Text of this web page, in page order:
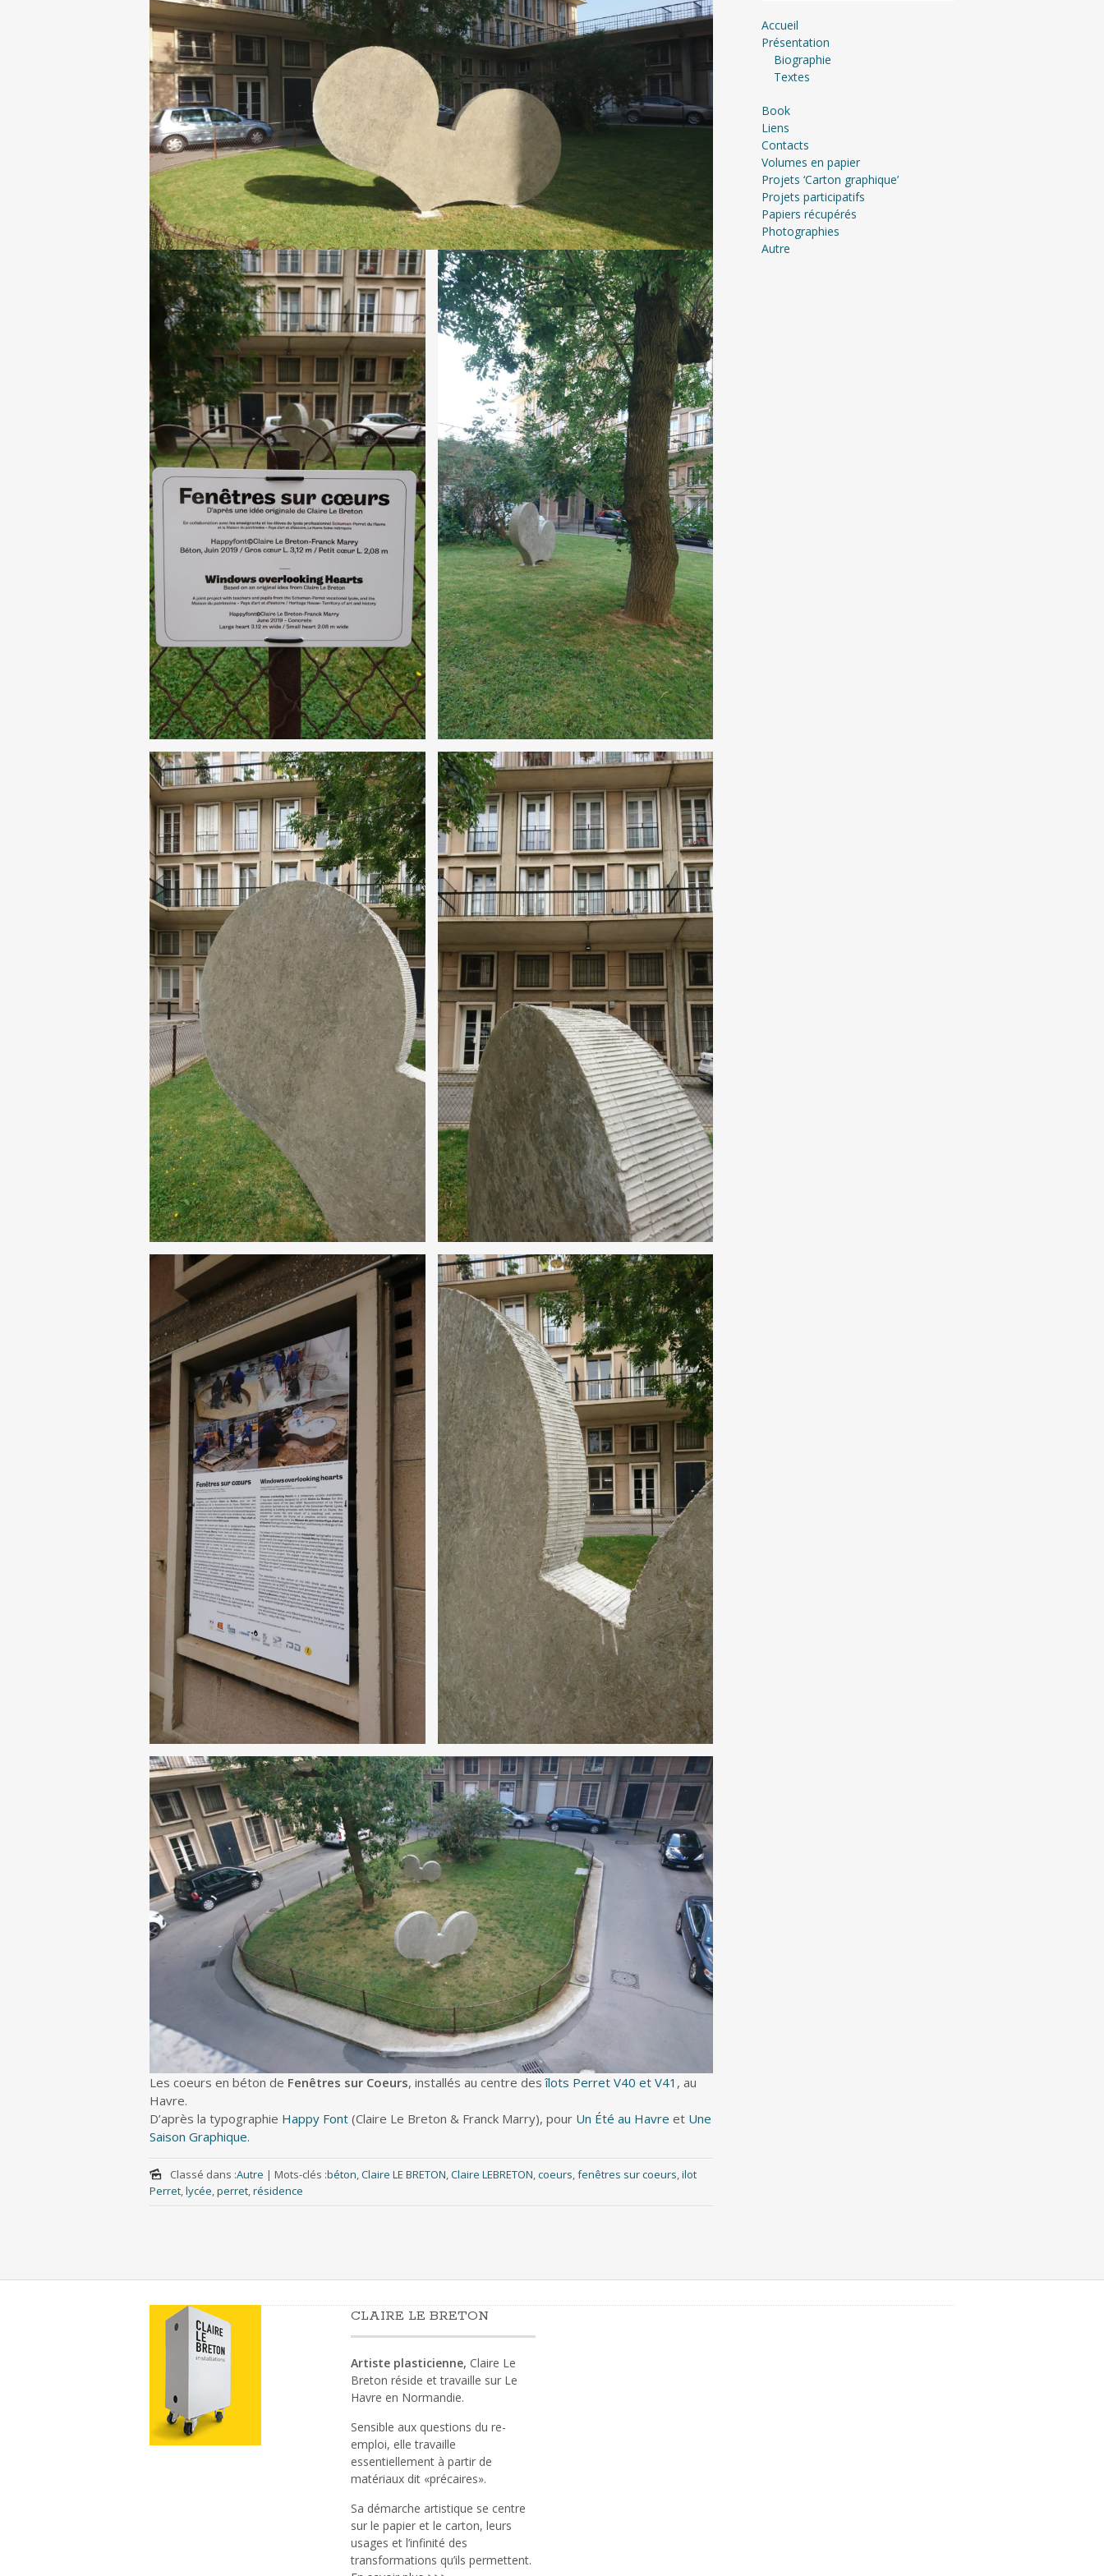
Les coeurs en béton de Fenêtres sur Coeurs, installés au centre desîlots Perret V40 et V41 , au
Havre.
D’après la typographie Happy Font (Claire Le Breton & Franck Marry), pour Un Été au Havre et Une
Saison Graphique.
Classé dans :Autre | Mots-clés :béton,Claire LE BRETON,Claire LEBRETON,coeurs,fenêtres sur coeurs,ilot
Perret,lycée,perret,résidence
Accueil
Présentation
Biographie
Textes
Book
Liens
Contacts
Volumes en papier
Projets ‘Carton graphique’
Projets participatifs
Papiers récupérés
Photographies
Autre
CLAIRE LE BRETON
Artiste plasticienne, Claire Le
Breton réside et travaille sur Le
Havre en Normandie.
Sensible aux questions du re-
emploi, elle travaille
essentiellement à partir de
matériaux dit «précaires».
Sa démarche artistique se centre
sur le papier et le carton, leurs
usages et l’infinité des
transformations qu’ils permettent.